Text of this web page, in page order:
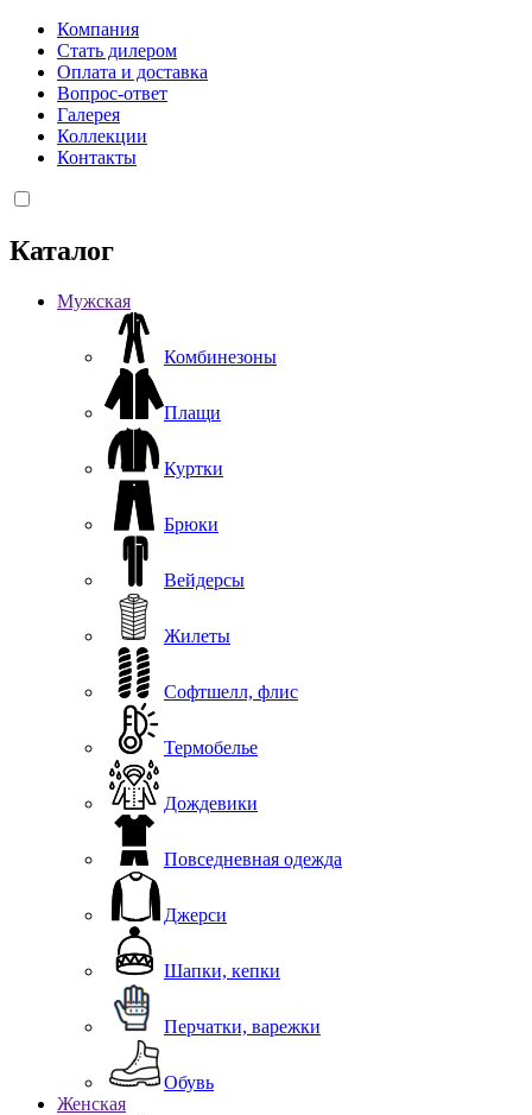
Компания
Стать дилером
Оплата и доставка
Вопрос-ответ
Галерея
Коллекции
Контакты
Каталог
Мужская
Комбинезоны
Плащи
Куртки
Брюки
Вейдерсы
Жилеты
Софтшелл, флис
Термобелье
Дождевики
Повседневная одежда
Джерси
Шапки, кепки
Перчатки, варежки
Обувь
Женская